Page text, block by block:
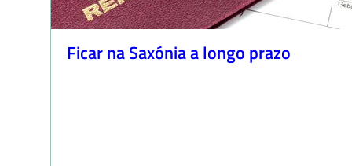
Ficar na Saxónia a longo prazo